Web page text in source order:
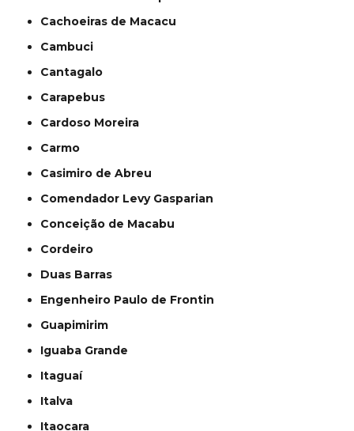
Cachoeiras de Macacu
Cambuci
Cantagalo
Carapebus
Cardoso Moreira
Carmo
Casimiro de Abreu
Comendador Levy Gasparian
Conceição de Macabu
Cordeiro
Duas Barras
Engenheiro Paulo de Frontin
Guapimirim
Iguaba Grande
Itaguaí
Italva
Itaocara